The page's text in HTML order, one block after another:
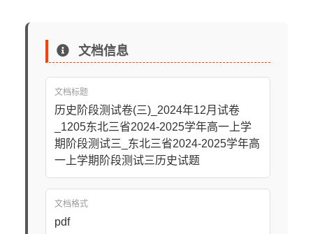
文档信息
文档标题
历史阶段测试卷(三)_2024年12月试卷
_1205东北三省2024-2025学年高一上学
期阶段测试三_东北三省2024-2025学年高
一上学期阶段测试三历史试题
文档格式
pdf